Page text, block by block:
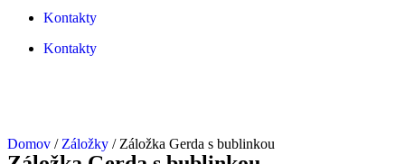
Kontakty
Kontakty
Domov / Záložky / Záložka Gerda s bublinkou